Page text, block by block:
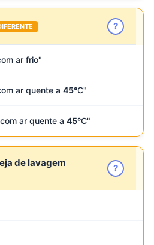
?
ar frio"
ar quente a 45°C"
ar quente a 45°C"
de lavagem ?